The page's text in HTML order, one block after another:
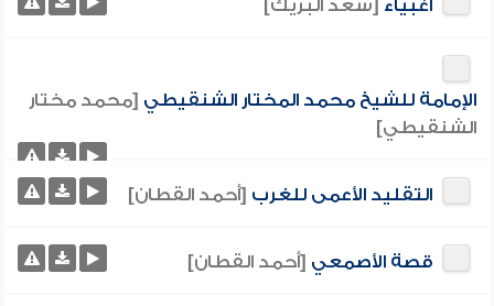
أغبياء [سعد البريك]
الإمامة للشيخ محمد المختار الشنقيطي [محمد مختار
الشنقيطي]
التقليد الأعمى للغرب [أحمد القطان]
قصة الأصمعي [أحمد القطان]